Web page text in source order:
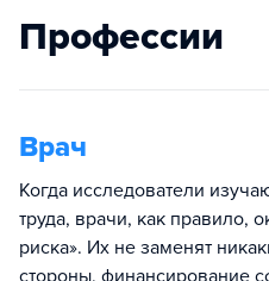
Профессии
Врач
Когда исследователи
труда, врачи, как правило,
риска». Их не заменят
стороны, финансирование